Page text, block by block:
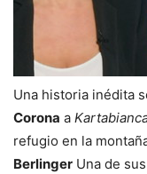
Una historia inédita
Corona a
refugio en la
Berlinger Una de